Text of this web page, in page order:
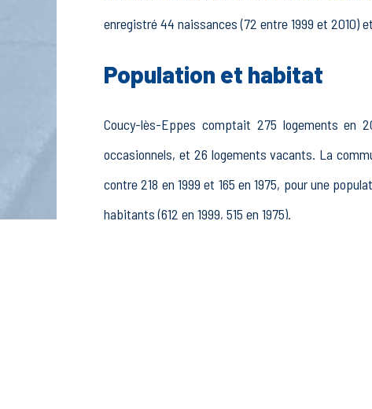
enregistré 44 naissances (72 entre 1999 et 2010)
Population et habitat
Coucy-lès-Eppes comptait 275 logements en
occasionnels, et 26 logements vacants. La
contre 218 en 1999 et 165 en 1975, pour une
habitants (612 en 1999, 515 en 1975).